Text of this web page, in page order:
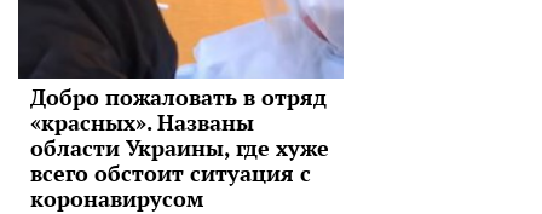
Добро пожаловать в отряд
«красных». Названы
области Украины, где хуже
всего обстоит ситуация с
коронавирусом